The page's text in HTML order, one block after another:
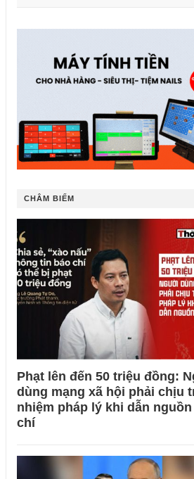
CHÂM BIẾM
Phạt lên đến 50 triệu đồng:
dùng mạng xã hội phải chịu
nhiệm pháp lý khi dẫn
chí